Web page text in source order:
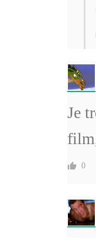
Je
0